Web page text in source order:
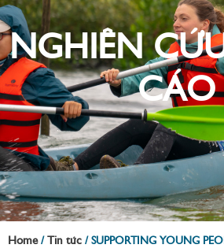
NGHIÊN
CÁO
Home/Tin tức /SUPPORTING YOUNG